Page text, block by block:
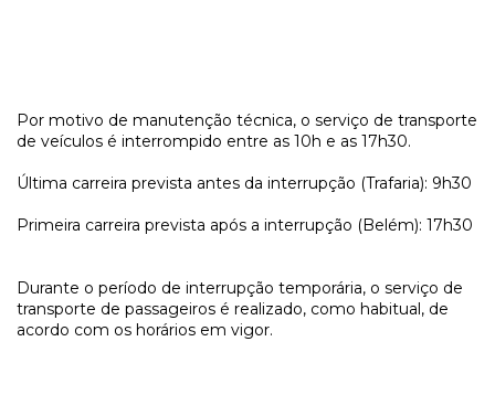
Por motivo de manutenção técnica, o serviço de transporte
de veículos é interrompido entre as 10h e as 17h30.
Última carreira prevista antes da interrupção (Trafaria): 9h30
Primeira carreira prevista após a interrupção (Belém): 17h30
Durante o período de interrupção temporária, o serviço de
transporte de passageiros é realizado, como habitual, de
acordo com os horários em vigor.